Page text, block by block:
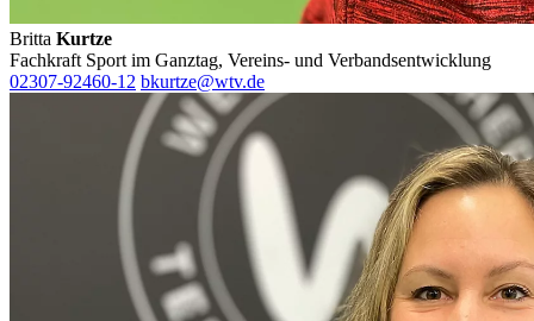
Britta Kurtze
Fachkraft Sport im Ganztag, Vereins- und Verbandsentwicklung
02307-92460-12 bkurtze@wtv.de